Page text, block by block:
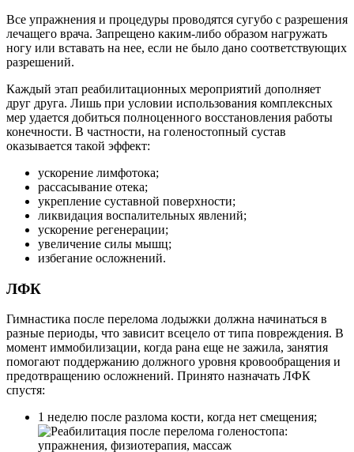
Все упражнения и процедуры проводятся сугубо с разрешения
лечащего врача. Запрещено каким-либо образом нагружать
ногу или вставать на нее, если не было дано соответствующих
разрешений.
Каждый этап реабилитационных мероприятий дополняет
друг друга. Лишь при условии использования комплексных
мер удается добиться полноценного восстановления работы
конечности. В частности, на голеностопный сустав
оказывается такой эффект:
ускорение лимфотока;
рассасывание отека;
укрепление суставной поверхности;
ликвидация воспалительных явлений;
ускорение регенерации;
увеличение силы мышц;
избегание осложнений.
ЛФК
Гимнастика после перелома лодыжки должна начинаться в
разные периоды, что зависит всецело от типа повреждения. В
момент иммобилизации, когда рана еще не зажила, занятия
помогают поддержанию должного уровня кровообращения и
предотвращению осложнений. Принято назначать ЛФК
спустя:
1 неделю после разлома кости, когда нет смещения;